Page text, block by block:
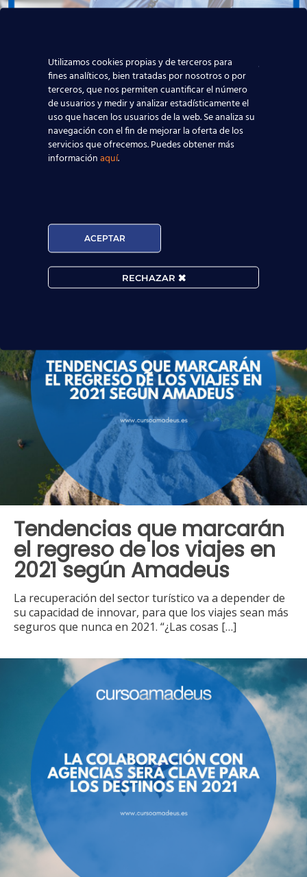
Las promociones 9T y 10M
del curso AMADEUS en
Madrid acaban su
formación en marzo de
2020
marzo de 2020. España
Tendencias que marcarán
el regreso de los viajes en
2021 según Amadeus
La recuperación del sector turístico va a depender de
su capacidad de innovar, para que los viajes sean más
seguros que nunca en 2021. “¿Las cosas […]
Utilizamos cookies propias y de terceros para
fines analíticos, bien tratadas por nosotros o por
terceros, que nos permiten cuantificar el número
de usuarios y medir y analizar estadísticamente el
uso que hacen los usuarios de la web. Se analiza su
navegación con el fin de mejorar la oferta de los
servicios que ofrecemos. Puedes obtener más
informaciónaquí.
ACEPTAR
RECHAZAR